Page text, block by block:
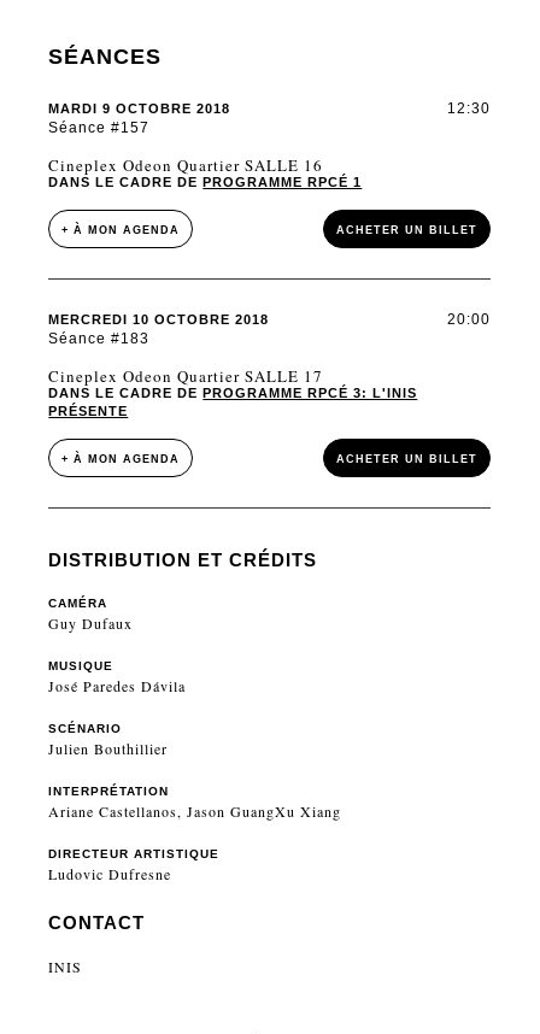
SÉANCES
MARDI 9 OCTOBRE 2018
Séance #157
12:30
Cineplex Odeon Quartier SALLE 16
DANS LE CADRE DEPROGRAMME RPCÉ 1
+ À MON AGENDA ACHETER UN BILLET
MERCREDI 10 OCTOBRE 2018
Séance #183
20:00
Cineplex Odeon Quartier SALLE 17
DANS LE CADRE DEPROGRAMME RPCÉ 3: L'INIS
PRÉSENTE
+ À MON AGENDA ACHETER UN BILLET
DISTRIBUTION ET CRÉDITS
CAMÉRA
Guy Dufaux
MUSIQUE
José Paredes Dávila
SCÉNARIO
Julien Bouthillier
INTERPRÉTATION
Ariane Castellanos, Jason GuangXu Xiang
DIRECTEUR ARTISTIQUE
Ludovic Dufresne
CONTACT
INIS